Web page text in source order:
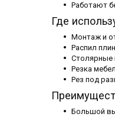
Работают
Где
Монтаж и
Распил
Столярные
Резка
Рез под
Большой